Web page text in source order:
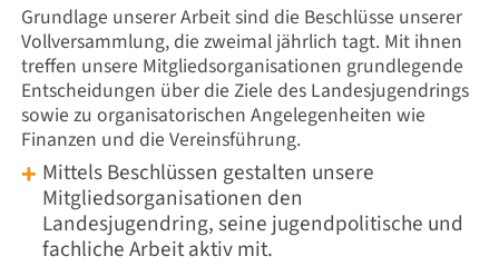
Grundlage unserer Arbeit sind die Beschlüsse unserer
Vollversammlung, die zweimal jährlich tagt. Mit ihnen
treffen unsere Mitgliedsorganisationen grundlegende
Entscheidungen über die Ziele des Landesjugendrings
sowie zu organisatorischen Angelegenheiten wie
Finanzen und die Vereinsführung.
MittelsBeschlüssen gestalten unsere
Mitgliedsorganisationen den
Landesjugendring, seine jugendpolitische und
fachliche Arbeit aktiv mit.